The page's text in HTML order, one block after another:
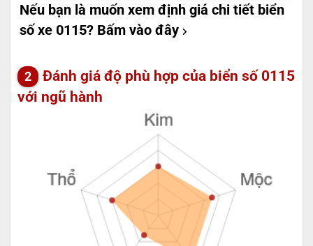
Nếu bạn là muốn xem định giá chi tiết biển
số xe 0115? Bấm vào đây
Đánh giá độ phù hợp của biển số 0115
với ngũ hành